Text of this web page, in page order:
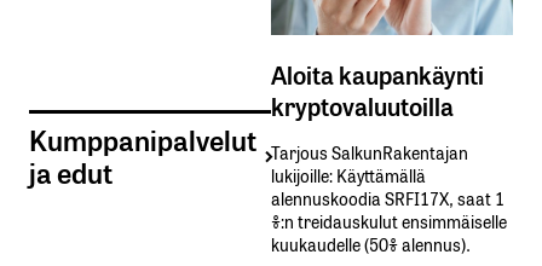
Kumppanipalvelut
ja edut
Aloita kaupankäynti
kryptovaluutoilla
Tarjous SalkunRakentajan
lukijoille: Käyttämällä​ ​
alennuskoodia​ ​SRFI17X,​ ​saat​ ​1
%:n treidauskulut​ ​ensimmäiselle​ ​
kuukaudelle​ ​(50%​ ​alennus).